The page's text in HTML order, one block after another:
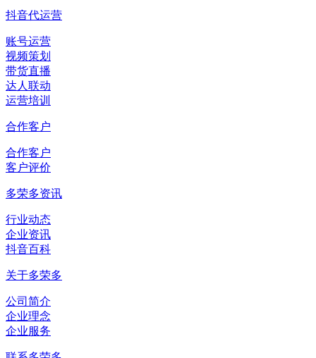
抖音代运营
账号运营
视频策划
带货直播
达人联动
运营培训
合作客户
合作客户
客户评价
多荣多资讯
行业动态
企业资讯
抖音百科
关于多荣多
公司简介
企业理念
企业服务